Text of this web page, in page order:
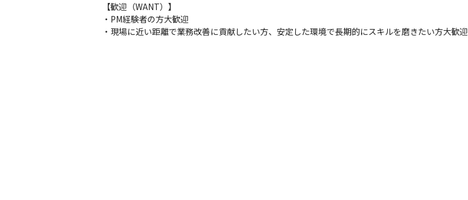
【歓迎（WANT）】
・PM経験者の方大歓迎
・現場に近い距離で業務改善に貢献したい方、安定した環境で長期的にスキルを磨きたい方大歓迎